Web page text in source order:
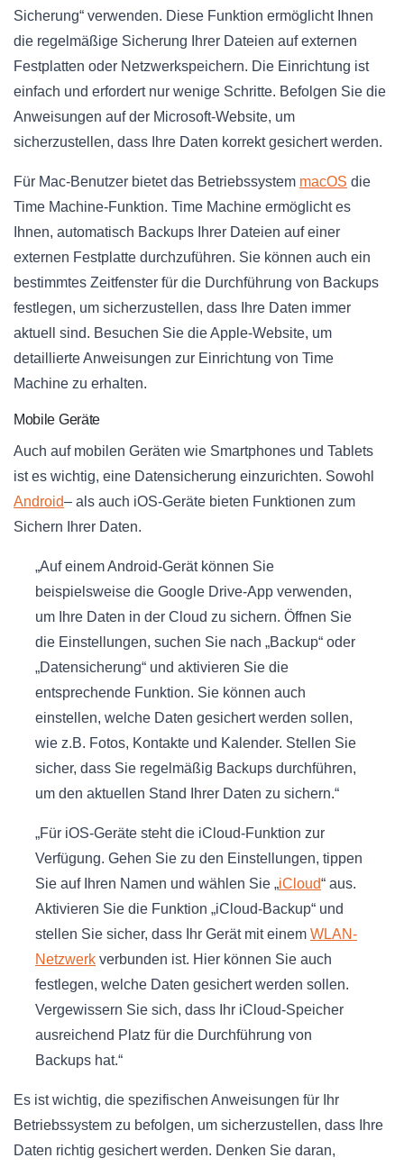
Sicherung“ verwenden. Diese Funktion ermöglicht Ihnen
die regelmäßige Sicherung Ihrer Dateien auf externen
Festplatten oder Netzwerkspeichern. Die Einrichtung ist
einfach und erfordert nur wenige Schritte. Befolgen Sie die
Anweisungen auf der Microsoft-Website, um
sicherzustellen, dass Ihre Daten korrekt gesichert werden.
Für Mac-Benutzer bietet das Betriebssystem macOS die
Time Machine-Funktion. Time Machine ermöglicht es
Ihnen, automatisch Backups Ihrer Dateien auf einer
externen Festplatte durchzuführen. Sie können auch ein
bestimmtes Zeitfenster für die Durchführung von Backups
festlegen, um sicherzustellen, dass Ihre Daten immer
aktuell sind. Besuchen Sie die Apple-Website, um
detaillierte Anweisungen zur Einrichtung von Time
Machine zu erhalten.
Mobile Geräte
Auch auf mobilen Geräten wie Smartphones und Tablets
ist es wichtig, eine Datensicherung einzurichten. Sowohl
Android– als auch iOS-Geräte bieten Funktionen zum
Sichern Ihrer Daten.
„Auf einem Android-Gerät können Sie
beispielsweise die Google Drive-App verwenden,
um Ihre Daten in der Cloud zu sichern. Öffnen Sie
die Einstellungen, suchen Sie nach „Backup“ oder
„Datensicherung“ und aktivieren Sie die
entsprechende Funktion. Sie können auch
einstellen, welche Daten gesichert werden sollen,
wie z.B. Fotos, Kontakte und Kalender. Stellen Sie
sicher, dass Sie regelmäßig Backups durchführen,
um den aktuellen Stand Ihrer Daten zu sichern.“
„Für iOS-Geräte steht die iCloud-Funktion zur
Verfügung. Gehen Sie zu den Einstellungen, tippen
Sie auf Ihren Namen und wählen Sie „iCloud“ aus.
Aktivieren Sie die Funktion „iCloud-Backup“ und
stellen Sie sicher, dass Ihr Gerät mit einem WLAN-
Netzwerk verbunden ist. Hier können Sie auch
festlegen, welche Daten gesichert werden sollen.
Vergewissern Sie sich, dass Ihr iCloud-Speicher
ausreichend Platz für die Durchführung von
Backups hat.“
Es ist wichtig, die spezifischen Anweisungen für Ihr
Betriebssystem zu befolgen, um sicherzustellen, dass Ihre
Daten richtig gesichert werden. Denken Sie daran,